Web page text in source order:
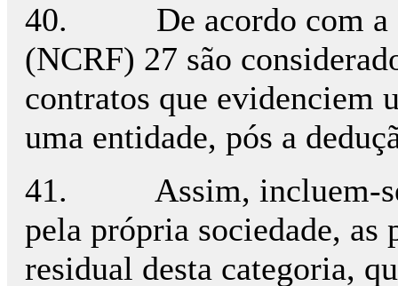
40. De acordo com a
(NCRF) 27 são
contratos que evidenciem
uma entidade, pós a
41. Assim, incluem-se
pela própria sociedade, as
residual desta categoria,